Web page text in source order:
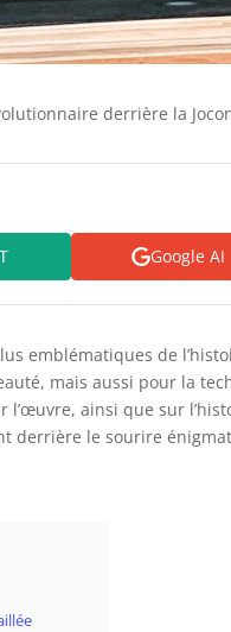
derrière la
Google AI
emblématiques de
mais aussi pour la
ainsi que sur
derrière le sourire